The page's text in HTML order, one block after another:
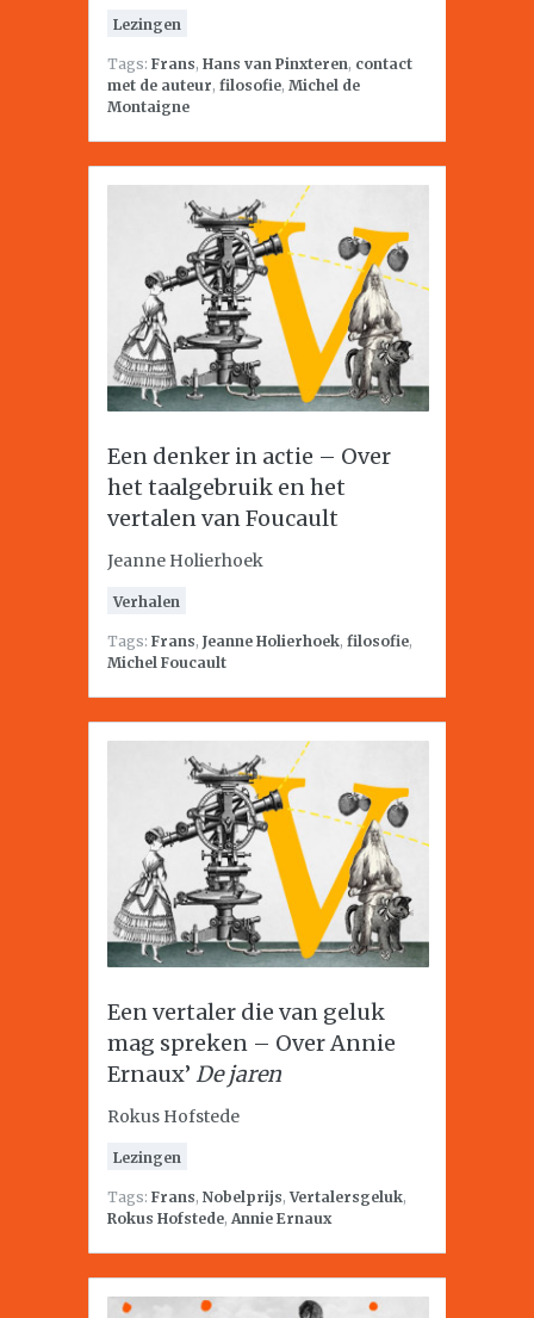
Lezingen
Tags: Frans, Hans van Pinxteren, contact
met de auteur, filosofie, Michel de
Montaigne
Een denker in actie – Over
het taalgebruik en het
vertalen van Foucault
Jeanne Holierhoek
Verhalen
Tags: Frans, Jeanne Holierhoek, filosofie,
Michel Foucault
Een vertaler die van geluk
mag spreken – Over Annie
Ernaux’ De jaren
Rokus Hofstede
Lezingen
Tags: Frans, Nobelprijs,Vertalersgeluk,
Rokus Hofstede, Annie Ernaux